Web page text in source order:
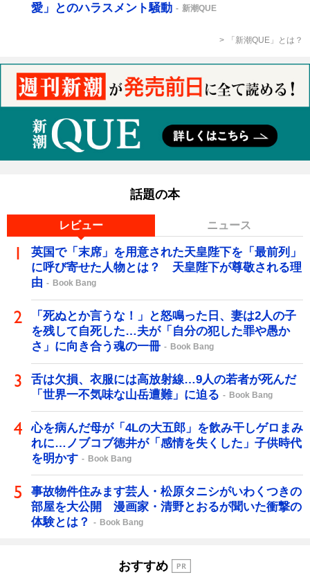
愛」とのハラスメント騒動
新潮QUE
「新潮QUE」とは？
話題の本
レビュー ニュース
英国で「末席」を用意された天皇陛下を「最前列」
に呼び寄せた人物とは？ 天皇陛下が尊敬される理
由
Book Bang
「死ぬとか言うな！」と怒鳴った日、妻は2人の子
を残して自死した…夫が「自分の犯した罪や愚か
さ」に向き合う魂の一冊
Book Bang
舌は欠損、衣服には高放射線…9人の若者が死んだ
「世界一不気味な山岳遭難」に迫る
Book Bang
心を病んだ母が「4Lの大五郎」を飲み干しゲロまみ
れに…ノブコブ徳井が「感情を失くした」子供時代
を明かす
Book Bang
事故物件住みます芸人・松原タニシがいわくつきの
部屋を大公開 漫画家・清野とおるが聞いた衝撃の
体験とは？
Book Bang
おすすめ